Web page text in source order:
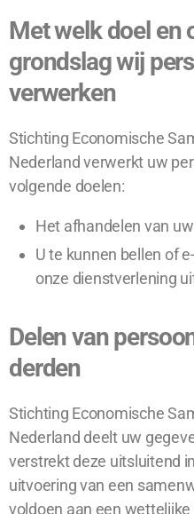
Met welk doel en
grondslag wij
verwerken
Stichting Economische
Nederland verwerkt uw
volgende doelen:
Het afhandelen van
U te kunnen bellen of
onze dienstverlening
Delen van
derden
Stichting Economische
Nederland deelt uw
verstrekt deze uitsluitend
uitvoering van een
voldoen aan een